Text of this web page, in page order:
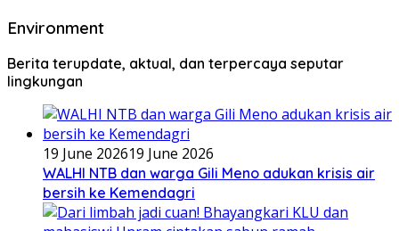
Environment
Berita terupdate, aktual, dan terpercaya seputar
lingkungan
19 June 202619 June 2026
WALHI NTB dan warga Gili Meno adukan krisis air
bersih ke Kemendagri